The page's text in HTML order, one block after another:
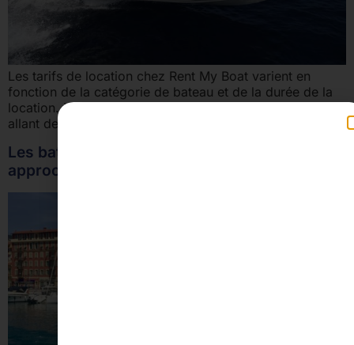
Les tarifs de location chez Rent My Boat varient en
fonction de la catégorie de bateau et de la durée de la
location. Les prix démarrent à 99 € avec des durées
allant de 2 à 8 heures…
Les bateaux se préparent… Le déconfinement
approche !